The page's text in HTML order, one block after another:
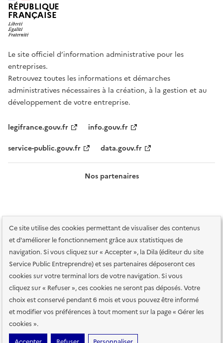
Ce site utilise des cookies permettant de visualiser des contenus
et d'améliorer le fonctionnement grâce aux statistiques de
navigation. Si vous cliquez sur « Accepter », la Dila (éditeur du site
Service Public Entreprendre) et ses partenaires déposeront ces
cookies sur votre terminal lors de votre navigation. Si vous
cliquez sur « Refuser », ces cookies ne seront pas déposés. Votre
choix est conservé pendant 6 mois et vous pouvez être informé
et modifier vos préférences à tout moment sur la page « Gérer les
cookies ».
RÉPUBLIQUE
FRANÇAISE
Le site officiel d’information administrative pour les
entreprises.
Retrouvez toutes les informations et démarches
administratives nécessaires à la création, à la gestion et au
développement de votre entreprise.
legifrance.gouv.fr
info.gouv.fr
service-public.gouv.fr
data.gouv.fr
Nos partenaires
Plan du site Accessibilité : totalement conforme
Accessibilité des
services en ligne
Mentions légales Données personnelles et sécurité
Conditions générales d'utilisation
Gestion des cookies
Paramètres d'affichage
Sauf mention contraire, tous les contenus de ce site sont sous